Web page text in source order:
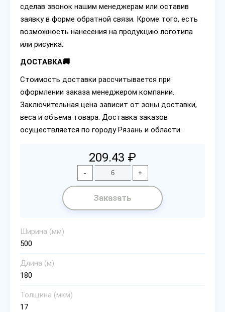
сделав звонок нашим менеджерам или оставив
заявку в форме обратной связи. Кроме того, есть
возможность нанесения на продукцию логотипа
или рисунка.
ДОСТАВКА🚚
Стоимость доставки рассчитывается при
оформлении заказа менеджером компании.
Заключительная цена зависит от зоны доставки,
веса и объема товара. Доставка заказов
осуществляется по городу Рязань и области.
209.43 ₽
- +
Заказать
Ширина (мм)
500
Длина (м)
180
Толщина (мкм)
17